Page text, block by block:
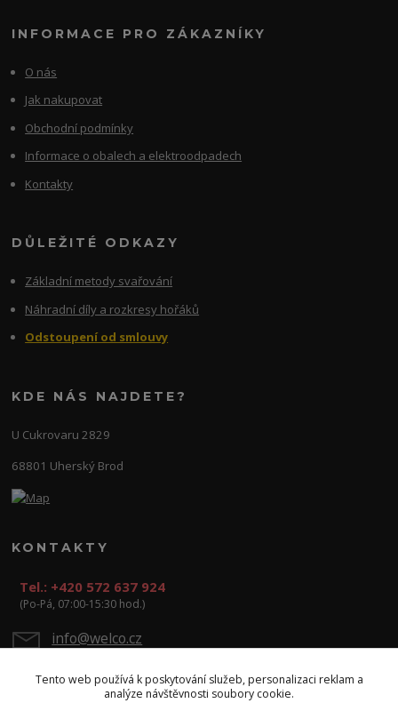
INFORMACE PRO ZÁKAZNÍKY
O nás
Jak nakupovat
Obchodní podmínky
Informace o obalech a elektroodpadech
Kontakty
DŮLEŽITÉ ODKAZY
Základní metody svařování
Náhradní díly a rozkresy hořáků
Odstoupení od smlouvy
KDE NÁS NAJDETE?
U Cukrovaru 2829
68801 Uherský Brod
KONTAKTY
Tel.: +420 572 637 924
(Po-Pá, 07:00-15:30 hod.)
info@welco.cz
Tento web používá k poskytování služeb, personalizaci reklam a
analýze návštěvnosti soubory cookie.